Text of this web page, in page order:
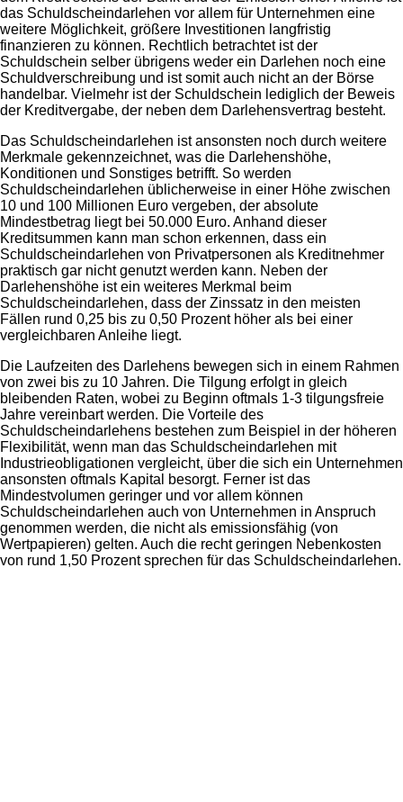
das Schuldscheindarlehen vor allem für Unternehmen eine
weitere Möglichkeit, größere Investitionen langfristig
finanzieren zu können. Rechtlich betrachtet ist der
Schuldschein selber übrigens weder ein Darlehen noch eine
Schuldverschreibung und ist somit auch nicht an der Börse
handelbar. Vielmehr ist der Schuldschein lediglich der Beweis
der Kreditvergabe, der neben dem Darlehensvertrag besteht.
Das Schuldscheindarlehen ist ansonsten noch durch weitere
Merkmale gekennzeichnet, was die Darlehenshöhe,
Konditionen und Sonstiges betrifft. So werden
Schuldscheindarlehen üblicherweise in einer Höhe zwischen
10 und 100 Millionen Euro vergeben, der absolute
Mindestbetrag liegt bei 50.000 Euro. Anhand dieser
Kreditsummen kann man schon erkennen, dass ein
Schuldscheindarlehen von Privatpersonen als Kreditnehmer
praktisch gar nicht genutzt werden kann. Neben der
Darlehenshöhe ist ein weiteres Merkmal beim
Schuldscheindarlehen, dass der Zinssatz in den meisten
Fällen rund 0,25 bis zu 0,50 Prozent höher als bei einer
vergleichbaren Anleihe liegt.
Die Laufzeiten des Darlehens bewegen sich in einem Rahmen
von zwei bis zu 10 Jahren. Die Tilgung erfolgt in gleich
bleibenden Raten, wobei zu Beginn oftmals 1-3 tilgungsfreie
Jahre vereinbart werden. Die Vorteile des
Schuldscheindarlehens bestehen zum Beispiel in der höheren
Flexibilität, wenn man das Schuldscheindarlehen mit
Industrieobligationen vergleicht, über die sich ein Unternehmen
ansonsten oftmals Kapital besorgt. Ferner ist das
Mindestvolumen geringer und vor allem können
Schuldscheindarlehen auch von Unternehmen in Anspruch
genommen werden, die nicht als emissionsfähig (von
Wertpapieren) gelten. Auch die recht geringen Nebenkosten
von rund 1,50 Prozent sprechen für das Schuldscheindarlehen.